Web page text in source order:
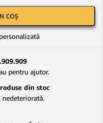
COȘ
pentru ajutor.
din stoc